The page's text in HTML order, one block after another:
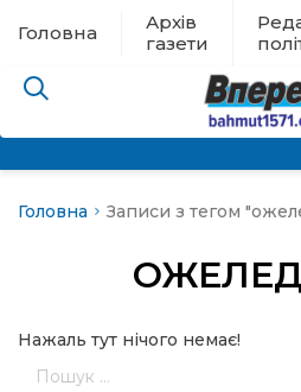
Головна
Архів
газети
евакуації
Головна Записи з тегом
Нажаль тут нічого немає!